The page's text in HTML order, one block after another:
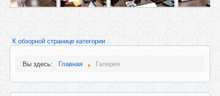
К обзорной странице категории
Вы здесь: Главная Галерея